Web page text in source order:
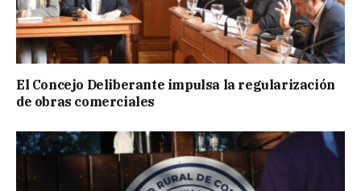
El Concejo Deliberante impulsa la regularización
de obras comerciales